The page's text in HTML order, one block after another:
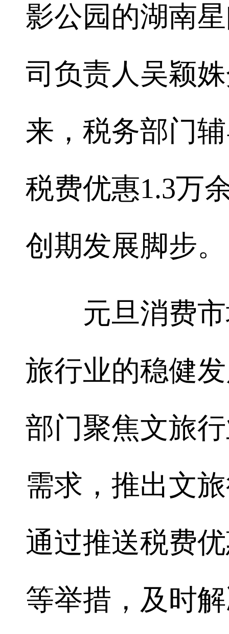
影公园的湖南
司负责人吴颖
来，税务部门
税费优惠1.3万
创期发展脚步。
元旦消费市
旅行业的稳健
部门聚焦文旅
需求，推出文
通过推送税费
等举措，及时